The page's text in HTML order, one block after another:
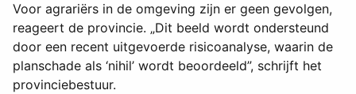
Voor agrariërs in de omgeving zijn er geen gevolgen,
reageert de provincie. „Dit beeld wordt ondersteund
door een recent uitgevoerde risicoanalyse, waarin de
planschade als ‘nihil’ wordt beoordeeld”, schrijft het
provinciebestuur.